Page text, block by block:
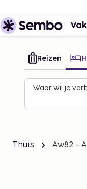
Reizen
Waar wil je
Thuis Aw82 -